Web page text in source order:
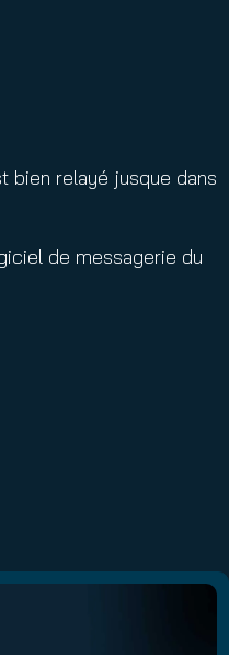
bien relayé jusque dans
de messagerie du